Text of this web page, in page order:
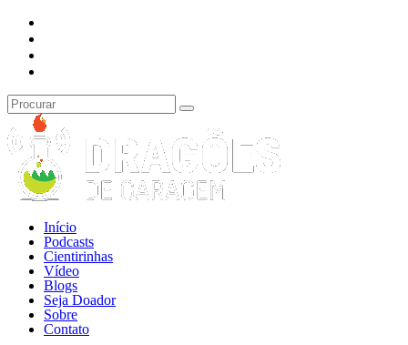
Início
Podcasts
Cientirinhas
Vídeo
Blogs
Seja Doador
Sobre
Contato